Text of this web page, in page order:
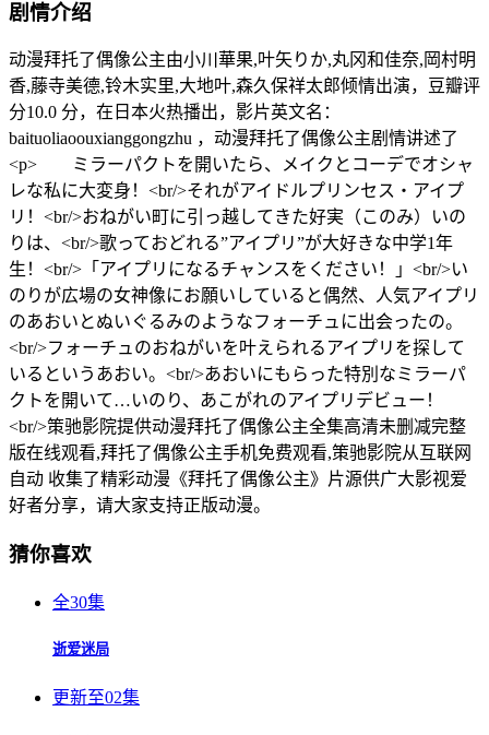
剧情介绍
动漫拜托了偶像公主由小川華果,叶矢りか,丸冈和佳奈,岡村明
香,藤寺美德,铃木实里,大地叶,森久保祥太郎倾情出演，豆瓣评
分10.0 分，在日本火热播出，影片英文名：
baituoliaoouxianggongzhu ，动漫拜托了偶像公主剧情讲述了
<p> ミラーパクトを開いたら、メイクとコーデでオシャ
レな私に大変身！<br/>それがアイドルプリンセス・アイプ
リ！<br/>おねがい町に引っ越してきた好実（このみ）いの
りは、<br/>歌っておどれる”アイプリ”が大好きな中学1年
生！<br/>「アイプリになるチャンスをください！」<br/>い
のりが広場の女神像にお願いしていると偶然、人気アイプリ
のあおいとぬいぐるみのようなフォーチュに出会ったの。
<br/>フォーチュのおねがいを叶えられるアイプリを探して
いるというあおい。<br/>あおいにもらった特別なミラーパ
クトを開いて…いのり、あこがれのアイプリデビュー！
<br/>策驰影院提供动漫拜托了偶像公主全集高清未删减完整
版在线观看,拜托了偶像公主手机免费观看,策驰影院从互联网
自动 收集了精彩动漫《拜托了偶像公主》片源供广大影视爱
好者分享，请大家支持正版动漫。
猜你喜欢
全30集
逝爱迷局
更新至02集